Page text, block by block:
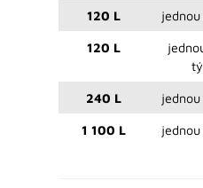
120 L
120 L
240 L
1 100 L